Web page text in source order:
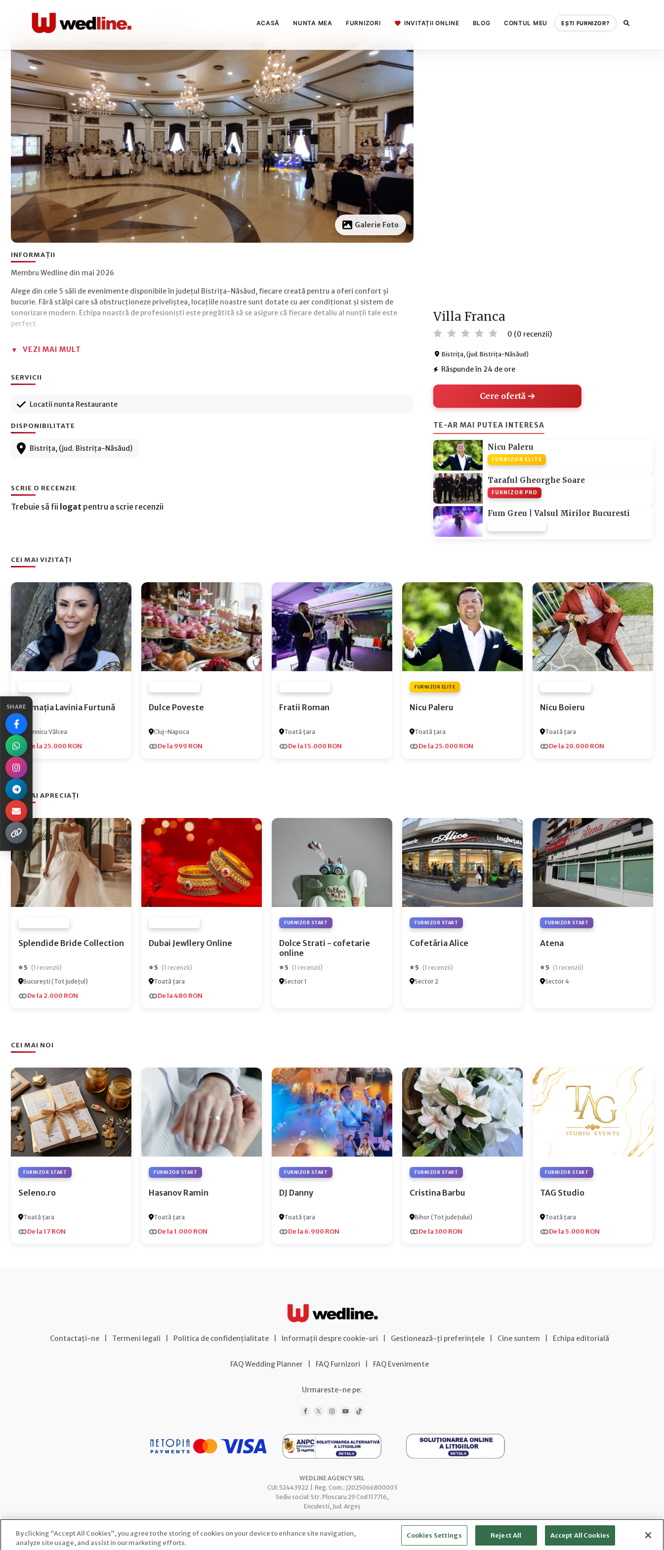
ACASĂ NUNTA MEA FURNIZORI INVITAȚII ONLINE BLOG CONTUL MEU EȘTI FURNIZOR?
SHARE
/ Locatii nunta Restaurante
Galerie Foto
Villa Franca
0 (0 recenzii)
Bistrița, (jud. Bistrița-Năsăud)
Răspunde în 24 de ore
Cere ofertă
TE-AR MAI PUTEA INTERESA
Nicu Paleru
FURNIZOR ELITE
Taraful Gheorghe Soare
FURNIZOR PRO
Fum Greu | Valsul Mirilor Bucuresti
INFORMAȚII
Membru Wedline din mai 2026
Alege din cele 5 săli de evenimente disponibile în județul Bistrița-Năsăud, fiecare creată pentru a oferi confort și
bucurie. Fără stâlpi care să obstrucționeze priveliștea, locațiile noastre sunt dotate cu aer condiționat și sistem de
sonorizare modern. Echipa noastră de profesioniști este pregătită să se asigure că fiecare detaliu al nunții tale este
perfect.
VEZI MAI MULT
SERVICII
Locatii nunta Restaurante
DISPONIBILITATE
Bistrița, (jud. Bistrița-Năsăud)
SCRIE O RECENZIE
Trebuie să fii logat pentru a scrie recenzii
CEI MAI VIZITAȚI
Formația Lavinia Furtună
Râmnicu Vâlcea
De la 25.000 RON
Dulce Poveste
Cluj-Napoca
De la 999 RON
Fratii Roman
Toată țara
De la 15.000 RON
FURNIZOR ELITE
Nicu Paleru
Toată țara
De la 25.000 RON
Nicu Boieru
Toată țara
De la 20.000 RON
CEI MAI APRECIAȚI
Splendide Bride Collection
⭐ 5 (1 recenzii)
București (Tot județul)
De la 2.000 RON
Dubai Jewllery Online
⭐ 5 (1 recenzii)
Toată țara
De la 480 RON
FURNIZOR START
Dolce Strati - cofetarie
online
⭐ 5 (1 recenzii)
Sector 1
FURNIZOR START
Cofetăria Alice
⭐ 5 (1 recenzii)
Sector 2
FURNIZOR START
Atena
⭐ 5 (1 recenzii)
Sector 4
CEI MAI NOI
FURNIZOR START
Seleno.ro
Toată țara
De la 17 RON
FURNIZOR START
Hasanov Ramin
Toată țara
De la 1.000 RON
FURNIZOR START
DJ Danny
Toată țara
De la 6.900 RON
FURNIZOR START
Cristina Barbu
Bihor (Tot județului)
De la 300 RON
FURNIZOR START
TAG Studio
Toată țara
De la 5.000 RON
Contactați-ne Termeni legali Politica de confidențialitate Informații despre cookie-uri Gestionează-ți preferințele Cine suntem Echipa editorială
FAQ Wedding Planner FAQ Furnizori FAQ Evenimente
Urmareste-ne pe:
WEDLINE AGENCY SRL
CUI: 52443922 | Reg. Com.: J2025066800003
Sediu social: Str. Ploscaru 29 Cod 117716,
Enculesti, Jud. Argeș
By clicking “Accept All Cookies”, you agree to the storing of cookies on your device to enhance site navigation,
analyze site usage, and assist in our marketing efforts.
Cookies Settings Reject All Accept All Cookies